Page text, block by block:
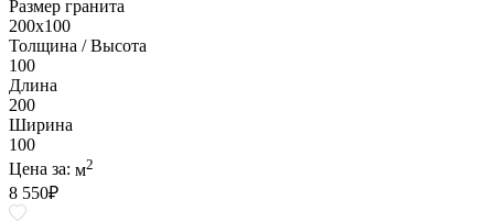
Размер гранита
200х100
Толщина / Высота
100
Длина
200
Ширина
100
Цена за: м2
8 550₽